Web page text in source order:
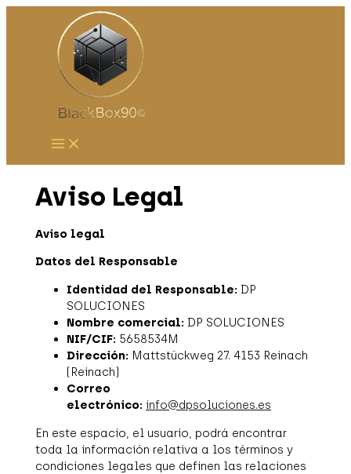
Ir
contenido
Aviso Legal
Aviso legal
Datos del Responsable
Identidad del Responsable: DP
SOLUCIONES
Nombre comercial: DP SOLUCIONES
NIF/CIF: 5658534M
Dirección: Mattstückweg 27. 4153 Reinach
(Reinach)
Correo
electrónico: info@dpsoluciones.es
En este espacio, el usuario, podrá encontrar
toda la información relativa a los términos y
condiciones legales que definen las relaciones
Nombre*
Correo
electrónico*